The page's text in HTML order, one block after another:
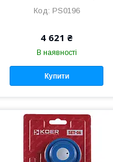
PS0196
4 621 ₴
В наявності
Купити